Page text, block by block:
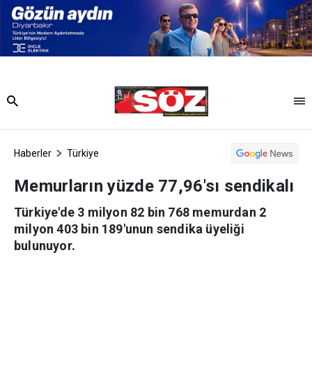
Haberler Türkiye
Memurların yüzde 77,96'sı sendikalı
Türkiye'de 3 milyon 82 bin 768 memurdan 2
milyon 403 bin 189'unun sendika üyeliği
bulunuyor.